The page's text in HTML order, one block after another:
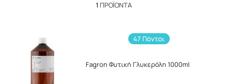
1 ΠΡΟΪΌΝΤΑ
47 Πόντοι
Fagron Φυτική Γλυκερόλη 1000ml